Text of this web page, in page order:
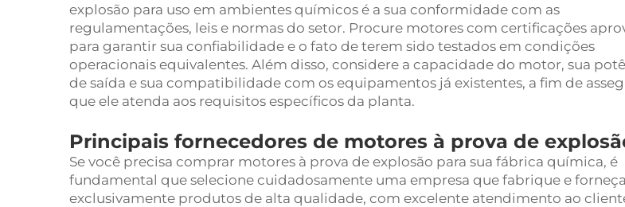
explosão para uso em ambientes químicos é a sua conformidade com as
regulamentações, leis e normas do setor. Procure motores com certificações
para garantir sua confiabilidade e o fato de terem sido testados em condições
operacionais equivalentes. Além disso, considere a capacidade do motor, sua
de saída e sua compatibilidade com os equipamentos já existentes, a fim de
que ele atenda aos requisitos específicos da planta.
Principais fornecedores de motores à prova de
Se você precisa comprar motores à prova de explosão para sua fábrica química, é
fundamental que selecione cuidadosamente uma empresa que fabrique e forneça
exclusivamente produtos de alta qualidade, com excelente atendimento ao